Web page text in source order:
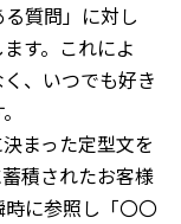
質問」に対し
す。 これによ
、いつでも好き
まった定型文を
積されたお客様
に参照し「〇〇